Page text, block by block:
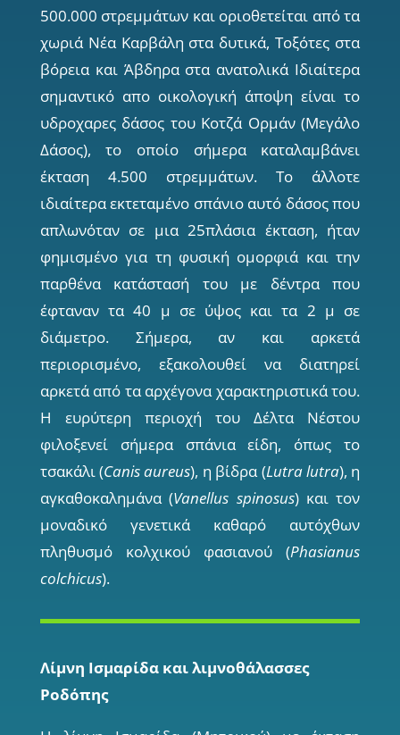
500.000 στρεµµάτων και οριοθετείται από τα
χωριά Νέα Καρβάλη στα δυτικά, Τοξότες στα
βόρεια και Άβδηρα στα ανατολικά Ιδιαίτερα
σηµαντικό απο οικολογική άποψη είναι το
υδροχαρες δάσος του Κοτζά Ορµάν (Μεγάλο
∆άσος), το οποίο σήµερα καταλαµβάνει
έκταση 4.500 στρεµµάτων. Το άλλοτε
ιδιαίτερα εκτεταµένο σπάνιο αυτό δάσος που
απλωνόταν σε µια 25πλάσια έκταση, ήταν
φηµισµένο για τη φυσική οµορφιά και την
παρθένα κατάστασή του µε δέντρα που
έφταναν τα 40 µ σε ύψος και τα 2 µ σε
διάµετρο. Σήµερα, αν και αρκετά
περιορισµένο, εξακολουθεί να διατηρεί
αρκετά από τα αρχέγονα χαρακτηριστικά του.
Η ευρύτερη περιοχή του ∆έλτα Νέστου
φιλοξενεί σήµερα σπάνια είδη, όπως το
τσακάλι (Canis aureus), η βίδρα (Lutra lutra), η
αγκαθοκαληµάνα (Vanellus spinosus) και τον
µοναδικό γενετικά καθαρό αυτόχθων
πληθυσµό κολχικού φασιανού (Phasianus
colchicus).
Λίμνη Ισμαρίδα και λιμνοθάλασσες
Ροδόπης